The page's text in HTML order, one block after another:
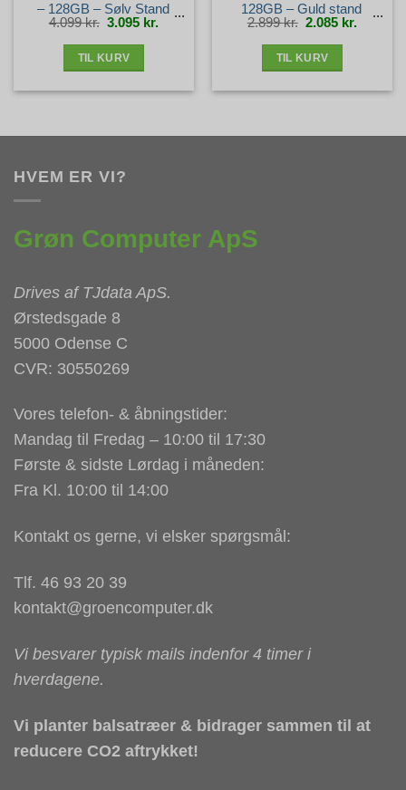
– 128GB – Sølv Stand
4.099kr. Den
oprindelige
pris
3.095 kr. Den
aktuelle
pris
TIL KURV
128GB – Guld stand
2.899kr. Den
oprindelige
pris
2.085 kr. Den
aktuelle
pris
TIL KURV
HVEM ER VI?
Grøn Computer ApS
Drives af TJdata ApS.
Ørstedsgade 8
5000 Odense C
CVR: 30550269
Vores telefon- & åbningstider:
Mandag til Fredag – 10:00 til 17:30
Første & sidste Lørdag i måneden:
Fra Kl. 10:00 til 14:00
Kontakt os gerne, vi elsker spørgsmål:
Tlf. 46 93 20 39
kontakt@groencomputer.dk
Vi besvarer typisk mails indenfor 4 timer i
hverdagene.
Vi planter balsatræer & bidrager sammen til at
reducere CO2 aftrykket!